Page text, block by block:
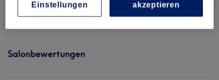
Damen - Farbe & Coloration (2) ab 160 €
Salonbewertungen
Einstellungen
akzeptieren